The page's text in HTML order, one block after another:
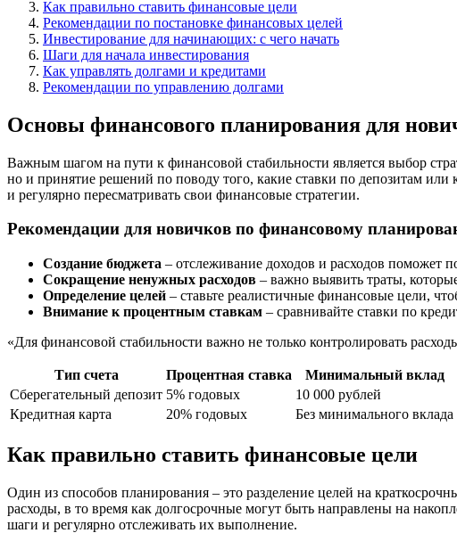
Как правильно ставить финансовые цели
Рекомендации по постановке финансовых целей
Инвестирование для начинающих: с чего начать
Шаги для начала инвестирования
Как управлять долгами и кредитами
Рекомендации по управлению долгами
Основы финансового планирования для
Важным шагом на пути к финансовой стабильности является выбор
но и принятие решений по поводу того, какие ставки по депозитам
и регулярно пересматривать свои финансовые стратегии.
Рекомендации для новичков по финансовому
Создание бюджета – отслеживание доходов и расходов поможет
Сокращение ненужных расходов – важно выявить траты,
Определение целей – ставьте реалистичные финансовые цели,
Внимание к процентным ставкам – сравнивайте ставки по
«Для финансовой стабильности важно не только контролировать
Тип счета Процентная ставка
Минимальный вклад
Сберегательный депозит 5% годовых
10 000 рублей
Кредитная карта
20% годовых Без минимального вклада
Как правильно ставить финансовые цели
Один из способов планирования – это разделение целей на
расходы, в то время как долгосрочные могут быть направлены на
шаги и регулярно отслеживать их выполнение.